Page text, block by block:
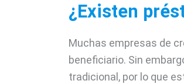
¿Existen
Muchas empresas de
beneficiario. Sin
tradicional, por lo que